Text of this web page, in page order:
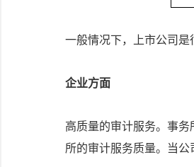
一般情况下，上市公司是
企业方面
高质量的审计服务。事
所的审计服务质量。当公